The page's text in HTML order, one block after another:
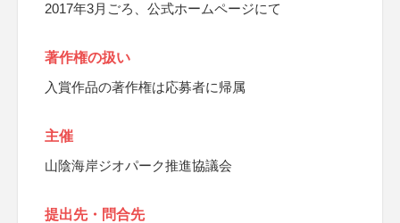
2017年3月ごろ、公式ホームページにて
著作権の扱い
入賞作品の著作権は応募者に帰属
主催
山陰海岸ジオパーク推進協議会
提出先・問合先